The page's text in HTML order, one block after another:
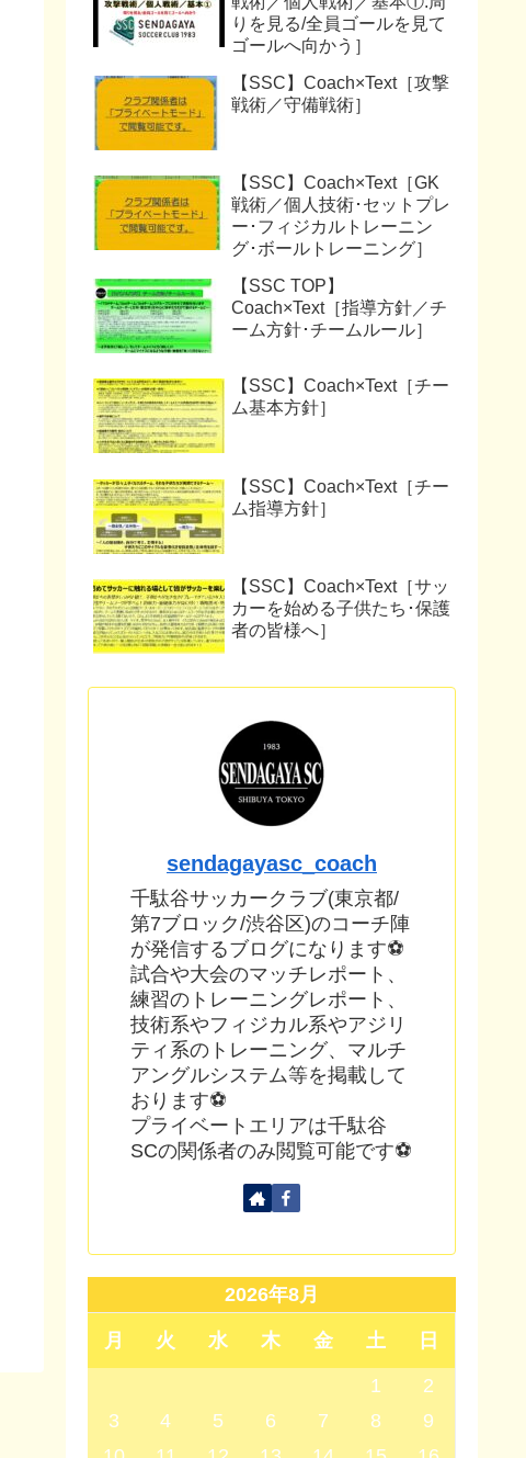
りを見る/全員ゴールを見て
ゴールへ向かう］
【SSC】Coach×Text［攻撃
戦術／守備戦術］
【SSC】Coach×Text［GK
戦術／個人技術･セットプレ
ー･フィジカルトレーニン
グ･ボールトレーニング］
【SSC TOP】
Coach×Text［指導方針／チ
ーム方針･チームルール］
【SSC】Coach×Text［チー
ム基本方針］
【SSC】Coach×Text［チー
ム指導方針］
【SSC】Coach×Text［サッ
カーを始める子供たち･保護
者の皆様へ］
sendagayasc_coach
千駄谷サッカークラブ(東京都/
第7ブロック/渋谷区)のコーチ陣
が発信するブログになります⚽
試合や大会のマッチレポート、
練習のトレーニングレポート、
技術系やフィジカル系やアジリ
ティ系のトレーニング、マルチ
アングルシステム等を掲載して
おります⚽
プライベートエリアは千駄谷
SCの関係者のみ閲覧可能です⚽
2026年8月
月 火 水 木 金 土 日
1
2
3
4 5 6 7 8
9